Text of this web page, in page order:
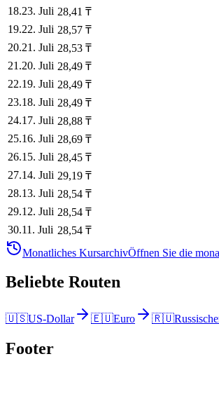
18.23. Juli 28,41 ₸
19.22. Juli 28,57 ₸
20.21. Juli 28,53 ₸
21 .20. Juli 28,49 ₸
22.19. Juli 28,49 ₸
23.18. Juli 28,49 ₸
24.17. Juli 28,88 ₸
25.16. Juli 28,69 ₸
26.15. Juli 28,45 ₸
27.14. Juli 29,19 ₸
28.13. Juli 28,54 ₸
29.12. Juli 28,54 ₸
30.11. Juli 28,54 ₸
Monatliches KursarchivÖffnen Sie die
Beliebte Routen
🇺🇸US-Dollar 🇪🇺Euro 🇷🇺
Footer